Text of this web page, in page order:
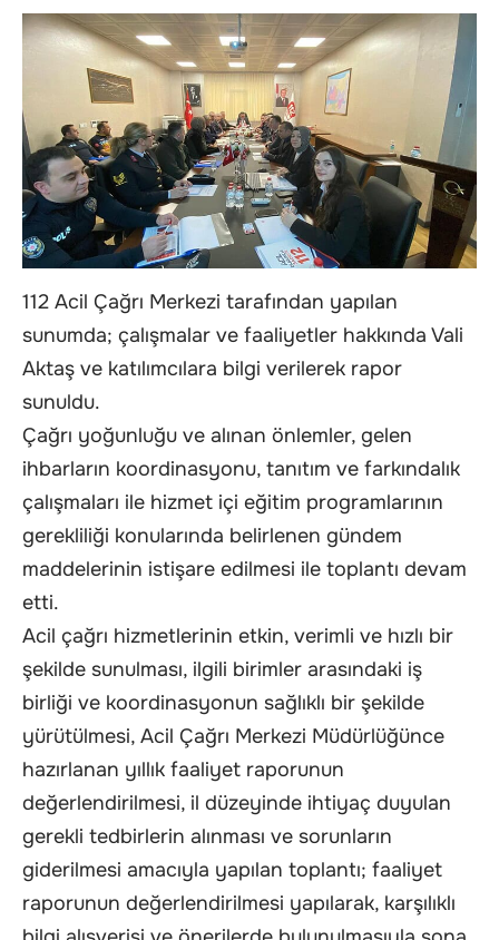
112 Acil Çağrı Merkezi tarafından yapılan
sunumda; çalışmalar ve faaliyetler hakkında Vali
Aktaş ve katılımcılara bilgi verilerek rapor
sunuldu.
Çağrı yoğunluğu ve alınan önlemler, gelen
ihbarların koordinasyonu, tanıtım ve farkındalık
çalışmaları ile hizmet içi eğitim programlarının
gerekliliği konularında belirlenen gündem
maddelerinin istişare edilmesi ile toplantı devam
etti.
Acil çağrı hizmetlerinin etkin, verimli ve hızlı bir
şekilde sunulması, ilgili birimler arasındaki iş
birliği ve koordinasyonun sağlıklı bir şekilde
yürütülmesi, Acil Çağrı Merkezi Müdürlüğünce
hazırlanan yıllık faaliyet raporunun
değerlendirilmesi, il düzeyinde ihtiyaç duyulan
gerekli tedbirlerin alınması ve sorunların
giderilmesi amacıyla yapılan toplantı; faaliyet
raporunun değerlendirilmesi yapılarak, karşılıklı